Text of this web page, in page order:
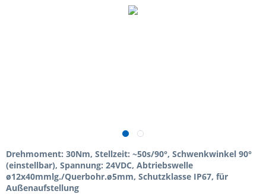
Drehmoment: 30Nm, Stellzeit: ~50s/90°, Schwenkwinkel 90°
(einstellbar), Spannung: 24VDC, Abtriebswelle
ø12x40mmlg./Querbohr.ø5mm, Schutzklasse IP67, für
Außenaufstellung